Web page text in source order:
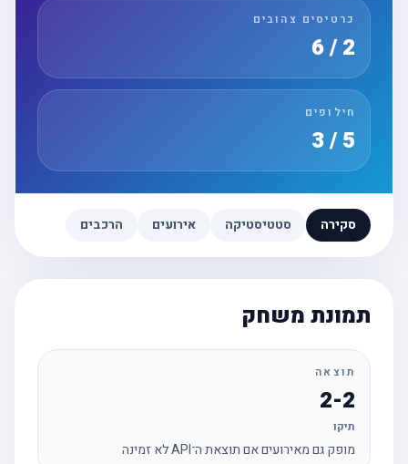
כרטיסים צהובים
חילופים
סקירה סטטיסטיקה אירועים הרכבים
תמונת משחק
תוצאה
2-2
תיקו
מופק גם מאירועים אם תוצאת ה־API לא זמינה